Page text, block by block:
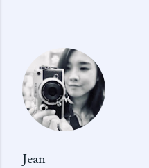
论
Jean